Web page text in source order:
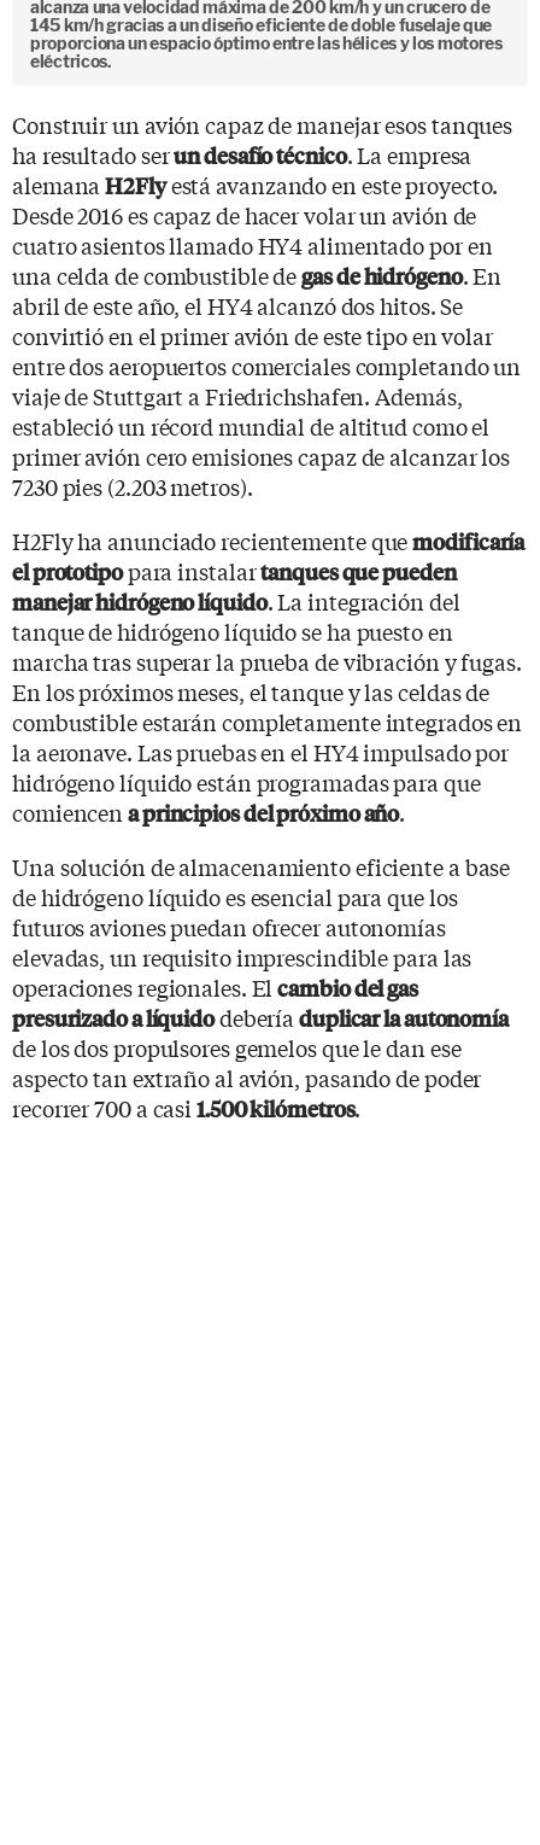
alcanza una velocidad máxima de 200 km/h y un crucero de
145 km/h gracias a un diseño eficiente de doble fuselaje que
proporciona un espacio óptimo entre las hélices y los motores
eléctricos.
Construir un avión capaz de manejar esos tanques
ha resultado serun desafío técnico. La empresa
alemanaH2Flyestá avanzando en este proyecto.
Desde 2016 es capaz de hacer volar un avión de
cuatro asientos llamado HY4 alimentado por en
una celda de combustible degas de hidrógeno. En
abril de este año, el HY4 alcanzó dos hitos. Se
convirtió en el primer avión de este tipo en volar
entre dos aeropuertos comerciales completando un
viaje de Stuttgart a Friedrichshafen. Además,
estableció un récord mundial de altitud como el
primer avión cero emisiones capaz de alcanzar los
7230 pies (2.203 metros).
H2Fly ha anunciado recientemente quemodificaría
el prototipopara instalartanques que pueden
manejar hidrógeno líquido. La integración del
tanque de hidrógeno líquido se ha puesto en
marcha tras superar la prueba de vibración y fugas.
En los próximos meses, el tanque y las celdas de
combustible estarán completamente integrados en
la aeronave. Las pruebas en el HY4 impulsado por
hidrógeno líquido están programadas para que
comiencena principios del próximo año.
Una solución de almacenamiento eficiente a base
de hidrógeno líquido es esencial para que los
futuros aviones puedan ofrecer autonomías
elevadas, un requisito imprescindible para las
operaciones regionales. Elcambio del gas
presurizado a líquidodeberíaduplicar la autonomía
de los dos propulsores gemelos que le dan ese
aspecto tan extraño al avión, pasando de poder
recorrer 700 a casi 1.500 kilómetros.